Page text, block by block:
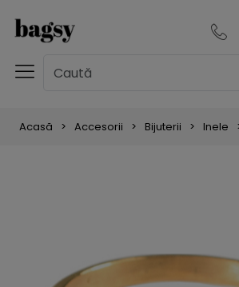
Acasă Accesorii Bijuterii Inele